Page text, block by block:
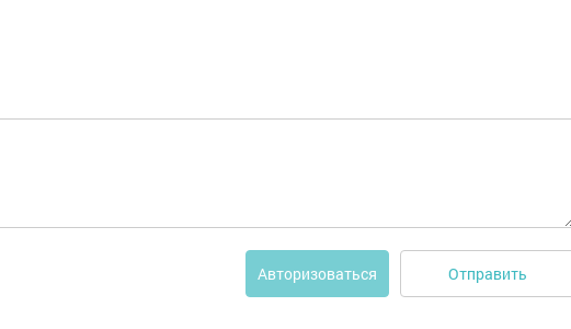
Авторизоваться Отправить